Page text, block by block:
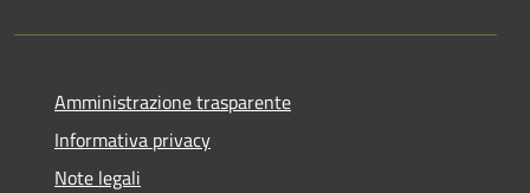
Amministrazione trasparente
Informativa privacy
Note legali